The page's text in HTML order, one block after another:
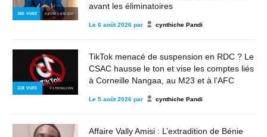
265 VUES © JEUNES AFRIQUE
avant les éliminatoires
Le 6 août 2026 par cynthiche Pandi
228 VUES © STRONG2KIN
TikTok menacé de suspension en RDC ? Le
CSAC hausse le ton et vise les comptes liés
à Corneille Nangaa, au M23 et à l’AFC
Le 5 août 2026 par cynthiche Pandi
Affaire Vally Amisi : L’extradition de Bénie